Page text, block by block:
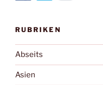
RUBRIKEN
Abseits
Asien